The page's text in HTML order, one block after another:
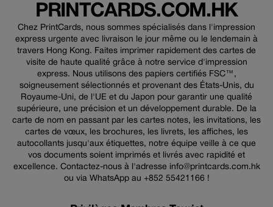
PRINTCARDS.COM.HK
Chez PrintCards, nous sommes spécialisés dans l'impression
express urgente avec livraison le jour même ou le lendemain à
travers Hong Kong. Faites imprimer rapidement des cartes de
visite de haute qualité grâce à notre service d'impression
express. Nous utilisons des papiers certifiés FSC™,
soigneusement sélectionnés et provenant des États-Unis, du
Royaume-Uni, de l'UE et du Japon pour garantir une qualité
supérieure, une précision et un développement durable. De la
carte de nom en passant par les cartes notes, les invitations, les
cartes de vœux, les brochures, les livrets, les affiches, les
autocollants jusqu'aux étiquettes, notre équipe veille à ce que
vos documents soient imprimés et livrés avec rapidité et
excellence. Contactez-nous à l'adresse info@printcards.com.hk
ou via WhatsApp au +852 55421166 !